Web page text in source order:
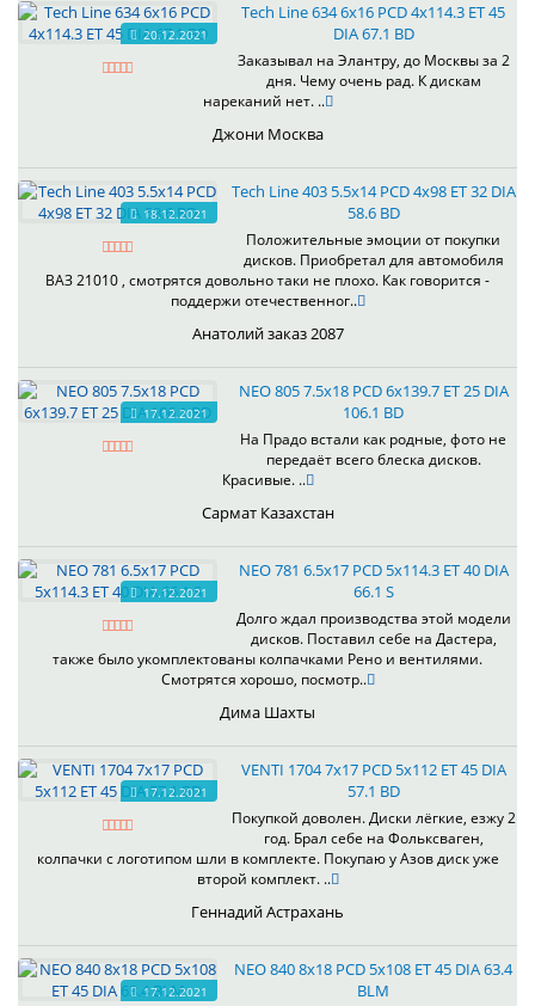
20.12.2021
Tech Line 634 6x16 PCD 4x114.3 ET 45
DIA 67.1 BD
Заказывал на Элантру, до Москвы за 2
дня. Чему очень рад. К дискам
нареканий нет. ..
Джони Москва
18.12.2021
Tech Line 403 5.5x14 PCD 4x98 ET 32 DIA
58.6 BD
Положительные эмоции от покупки
дисков. Приобретал для автомобиля
ВАЗ 21010 , смотрятся довольно таки не плохо. Как говорится -
поддержи отечественног..
Анатолий заказ 2087
17.12.2021
NEO 805 7.5x18 PCD 6x139.7 ET 25 DIA
106.1 BD
На Прадо встали как родные, фото не
передаёт всего блеска дисков.
Красивые. ..
Сармат Казахстан
17.12.2021
NEO 781 6.5x17 PCD 5x114.3 ET 40 DIA
66.1 S
Долго ждал производства этой модели
дисков. Поставил себе на Дастера,
также было укомплектованы колпачками Рено и вентилями.
Смотрятся хорошо, посмотр..
Дима Шахты
17.12.2021
VENTI 1704 7x17 PCD 5x112 ET 45 DIA
57.1 BD
Покупкой доволен. Диски лёгкие, езжу 2
год. Брал себе на Фольксваген,
колпачки с логотипом шли в комплекте. Покупаю у Азов диск уже
второй комплект. ..
Геннадий Астрахань
17.12.2021
NEO 840 8x18 PCD 5x108 ET 45 DIA 63.4
BLM